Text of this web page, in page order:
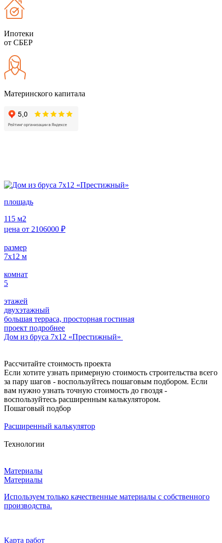
Ипотеки
от СБЕР
Материнского капитала
площадь
115 м2
цена от 2106000 ₽
размер
7х12 м
комнат
5
этажей
двухэтажный
большая терраса, просторная гостиная
проект подробнее
Дом из бруса 7х12 «Престижный»
Рассчитайте стоимость проекта
Если хотите узнать примерную стоимость строительства всего
за пару шагов - воспользуйтесь пошаговым подбором. Если
вам нужно узнать точную стоимость до гвоздя -
воспользуйтесь расширенным калькулятором.
Пошаговый подбор
Расширенный калькулятор
Технологии
Материалы
Материалы
Используем только качественные материалы с собственного
производства.
Карта работ